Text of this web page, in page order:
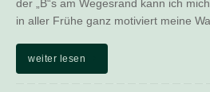
der „B“s am Wegesrand kann ich
in aller Frühe ganz motiviert meine
weiter lesen